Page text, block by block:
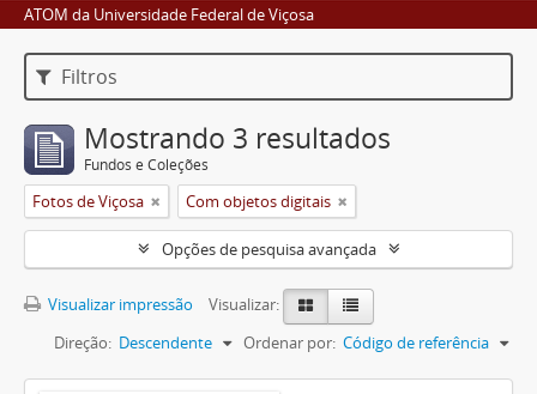
ATOM da Universidade Federal de Viçosa
Filtros
Mostrando 3 resultados
Fundos e Coleções
Fotos de Viçosa Com objetos digitais
Opções de pesquisa avançada
Visualizar impressão
Visualizar:
Ordenar por: Código de referência
Direção: Descendente